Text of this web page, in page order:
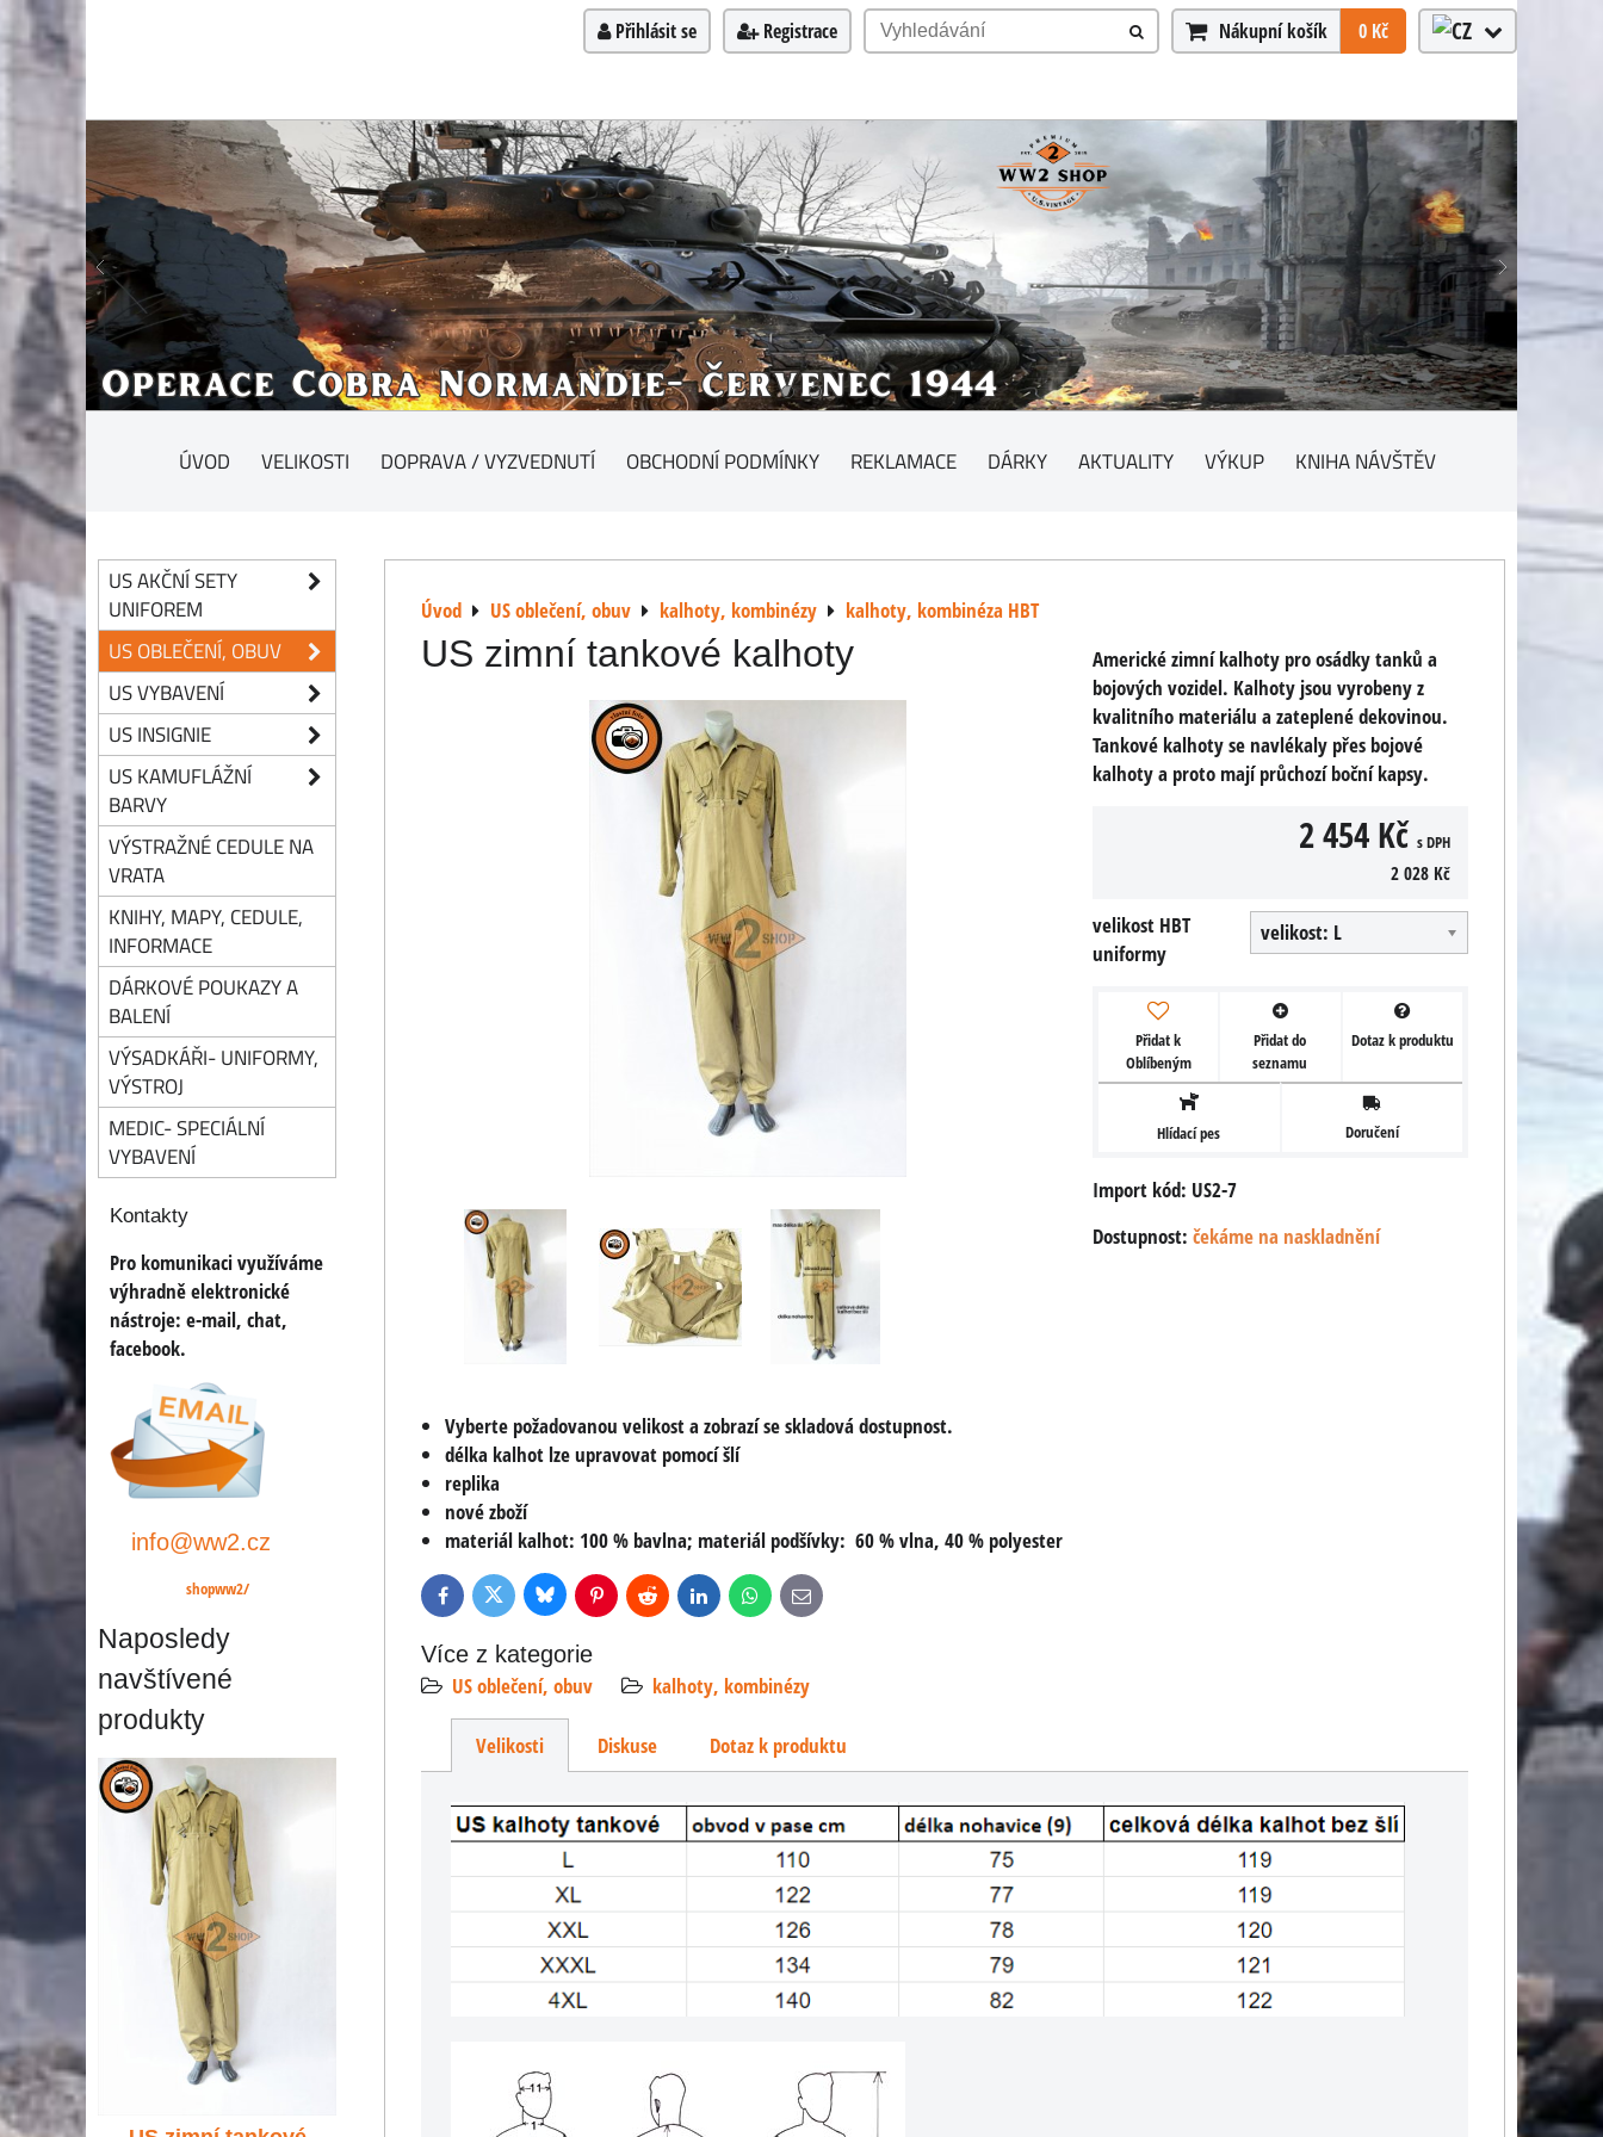
Přihlásit se Registrace Nákupní košík 0 Kč
ÚVOD VELIKOSTI DOPRAVA / VYZVEDNUTÍ OBCHODNÍ PODMÍNKY REKLAMACE DÁRKY AKTUALITY VÝKUP KNIHA NÁVŠTĚV
Úvod US oblečení, obuv kalhoty, kombinézy kalhoty, kombinéza HBT
US zimní tankové kalhoty
Americké zimní kalhoty pro osádky tanků a
bojových vozidel. Kalhoty jsou vyrobeny z
kvalitního materiálu a zateplené dekovinou.
Tankové kalhoty se navlékaly přes bojové
kalhoty a proto mají průchozí boční kapsy.
2 454 Kč s DPH
2 028 Kč
velikost HBT
uniformy
velikost: L
Přidat k
Oblíbeným
Přidat do
seznamu
Dotaz k produktu
Hlídací pes Doručení
Import kód: US2-7
Dostupnost: čekáme na naskladnění
Vyberte požadovanou velikost a zobrazí se skladová dostupnost.
délka kalhot lze upravovat pomocí šlí
replika
nové zboží
materiál kalhot: 100 % bavlna; materiál podšívky: 60 % vlna, 40 % polyester
FacebookTwitter BlueskyPinterestReddit LinkedInWhatsApp
E-
mail
Více z kategorie
US oblečení, obuv
kalhoty, kombinézy
Velikosti Diskuse Dotaz k produktu
US AKČNÍ SETY
UNIFOREM
US OBLEČENÍ, OBUV
US VYBAVENÍ
US INSIGNIE
US KAMUFLÁŽNÍ
BARVY
VÝSTRAŽNÉ CEDULE NA
VRATA
KNIHY, MAPY, CEDULE,
INFORMACE
DÁRKOVÉ POUKAZY A
BALENÍ
VÝSADKÁŘI- UNIFORMY,
VÝSTROJ
MEDIC- SPECIÁLNÍ
VYBAVENÍ
Kontakty
Pro komunikaci využíváme
výhradně elektronické
nástroje: e-mail, chat,
facebook.
info@ww2.cz
shopww2/
Naposledy
navštívené
produkty